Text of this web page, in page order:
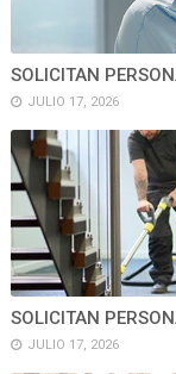
SOLICITAN
JULIO 17, 2026
SOLICITAN
JULIO 17, 2026